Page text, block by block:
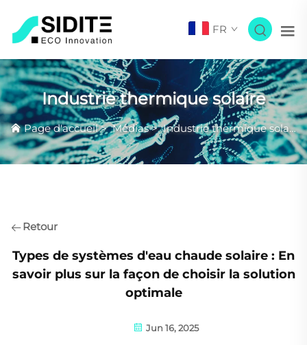
FR
Industrie thermique solaire
Page d'accueil>Médias>Industrie thermique solaire
Retour
Types de systèmes d'eau chaude solaire : En
savoir plus sur la façon de choisir la solution
optimale
Jun 16, 2025